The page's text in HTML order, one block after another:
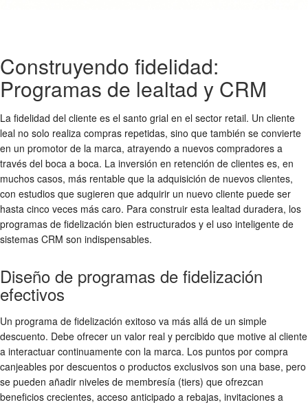
Construyendo fidelidad:
Programas de lealtad y CRM
La fidelidad del cliente es el santo grial en el sector retail. Un cliente
leal no solo realiza compras repetidas, sino que también se convierte
en un promotor de la marca, atrayendo a nuevos compradores a
través del boca a boca. La inversión en retención de clientes es, en
muchos casos, más rentable que la adquisición de nuevos clientes,
con estudios que sugieren que adquirir un nuevo cliente puede ser
hasta cinco veces más caro. Para construir esta lealtad duradera, los
programas de fidelización bien estructurados y el uso inteligente de
sistemas CRM son indispensables.
Diseño de programas de fidelización
efectivos
Un programa de fidelización exitoso va más allá de un simple
descuento. Debe ofrecer un valor real y percibido que motive al cliente
a interactuar continuamente con la marca. Los puntos por compra
canjeables por descuentos o productos exclusivos son una base, pero
se pueden añadir niveles de membresía (tiers) que ofrezcan
beneficios crecientes, acceso anticipado a rebajas, invitaciones a